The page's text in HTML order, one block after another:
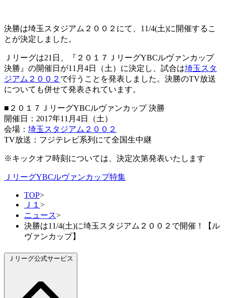
決勝は埼玉スタジアム２００２にて、11/4(土)に開催するこ
とが決定しました。
Ｊリーグは21日、『２０１７ＪリーグYBCルヴァンカップ
決勝』の開催日が11月4日（土）に決定し、試合は埼玉スタ
ジアム２００２ で行うことを発表しました。決勝のTV放送
についても併せて発表されています。
■２０１７ＪリーグYBCルヴァンカップ 決勝
開催日：2017年11月4日（土）
会場： 埼玉スタジアム２００２
TV放送：フジテレビ系列にて全国生中継
※キックオフ時刻については、決定次第発表いたします
ＪリーグYBCルヴァンカップ特集
TOP>
Ｊ１ >
ニュース>
決勝は11/4(土)に埼玉スタジアム２００２で開催！【ル
ヴァンカップ】
Ｊリーグ公式サービス